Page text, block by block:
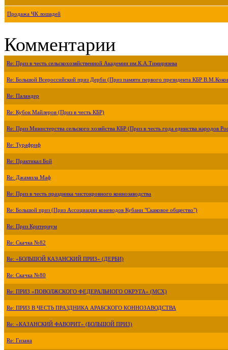
Продажа ЧК лошадей
Комментарии
Re: Приз в честь сельскохозяйственной Академии им.К.А.Тимирязева
Re: Большой Всероссийский приз Дерби (Приз памяти первого президента КБР
Re: Паландер
Re: Кубок Майлеров (Приз в честь КБР)
Re: Приз Министерства сельского хозяйства КБР (Приз в честь года единства народов
Re: Турафриф
Re: Практикал Бой
Re: Джамила Маф
Re: Приз в честь праздника чистокровного коннозаводства
Re: Большой приз (Приз Ассоциации коневодов Кубани "Скаковое общество")
Re: Приз Критериум
Re: Скачка №82
Re: «БОЛЬШОЙ КАЗАНСКИЙ ПРИЗ» (ДЕРБИ)
Re: Скачка №80
Re: ПРИЗ «ПОВОЛЖСКОГО ФЕДЕРАЛЬНОГО ОКРУГА» (МСХ)
Re: ПРИЗ В ЧЕСТЬ ПРАЗДНИКА АРАБСКОГО КОННОЗАВОДСТВА
Re: «КАЗАНСКИЙ ФАВОРИТ» (БОЛЬШОЙ ПРИЗ)
Re: Гизана